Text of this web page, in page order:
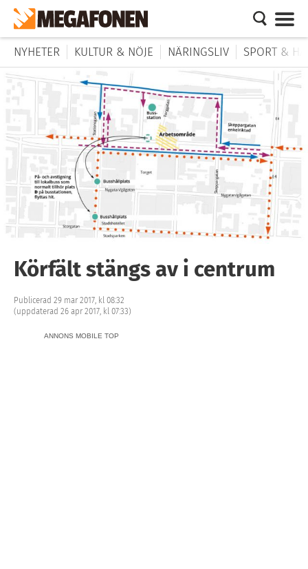
NYHETER KULTUR & NÖJE NÄRINGSLIV SPORT &
Körfält stängs av i centrum
Publicerad 29 mar 2017, kl 08:32
(uppdaterad 26 apr 2017, kl 07:33)
ANNONS MOBILE TOP